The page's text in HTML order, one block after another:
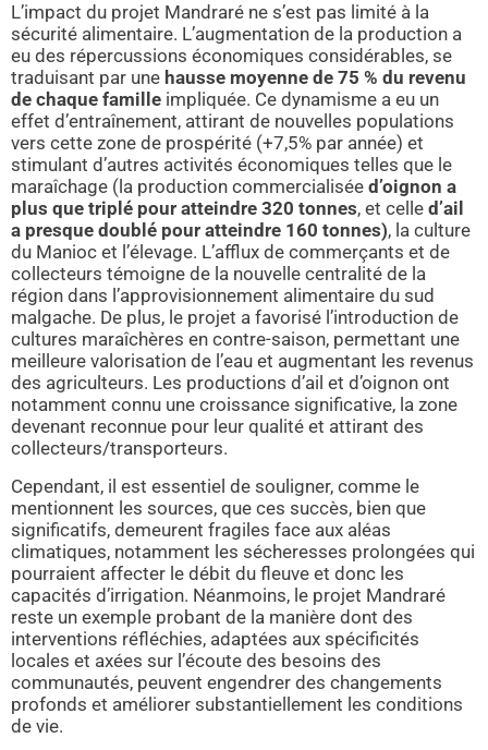
L’impact du projet Mandraré ne s’est pas limité à la
sécurité alimentaire. L’augmentation de la production a
eu des répercussions économiques considérables, se
traduisant par une hausse moyenne de 75 % du revenu
de chaque famille impliquée. Ce dynamisme a eu un
effet d’entraînement, attirant de nouvelles populations
vers cette zone de prospérité (+7,5% par année) et
stimulant d’autres activités économiques telles que le
maraîchage (la production commercialisée d’oignon a
plus que triplé pour atteindre 320 tonnes, et celle d’ail
a presque doublé pour atteindre 160 tonnes), la culture
du Manioc et l’élevage. L’afflux de commerçants et de
collecteurs témoigne de la nouvelle centralité de la
région dans l’approvisionnement alimentaire du sud
malgache. De plus, le projet a favorisé l’introduction de
cultures maraîchères en contre-saison, permettant une
meilleure valorisation de l’eau et augmentant les revenus
des agriculteurs. Les productions d’ail et d’oignon ont
notamment connu une croissance significative, la zone
devenant reconnue pour leur qualité et attirant des
collecteurs/transporteurs.
Cependant, il est essentiel de souligner, comme le
mentionnent les sources, que ces succès, bien que
significatifs, demeurent fragiles face aux aléas
climatiques, notamment les sécheresses prolongées qui
pourraient affecter le débit du fleuve et donc les
capacités d’irrigation. Néanmoins, le projet Mandraré
reste un exemple probant de la manière dont des
interventions réfléchies, adaptées aux spécificités
locales et axées sur l’écoute des besoins des
communautés, peuvent engendrer des changements
profonds et améliorer substantiellement les conditions
de vie.